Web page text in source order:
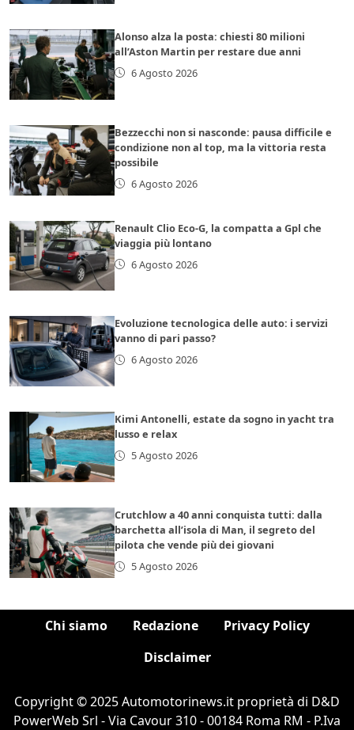
Alonso alza la posta: chiesti 80 milioni
all’Aston Martin per restare due anni
6 Agosto 2026
Bezzecchi non si nasconde: pausa difficile e
condizione non al top, ma la vittoria resta
possibile
6 Agosto 2026
Renault Clio Eco-G, la compatta a Gpl che
viaggia più lontano
6 Agosto 2026
Evoluzione tecnologica delle auto: i servizi
vanno di pari passo?
6 Agosto 2026
Kimi Antonelli, estate da sogno in yacht tra
lusso e relax
5 Agosto 2026
Crutchlow a 40 anni conquista tutti: dalla
barchetta all’isola di Man, il segreto del
pilota che vende più dei giovani
5 Agosto 2026
Chi siamo Redazione
Privacy Policy
Disclaimer
Copyright © 2025 Automotorinews.it proprietà di D&D
PowerWeb Srl - Via Cavour 310 - 00184 Roma RM - P.Iva